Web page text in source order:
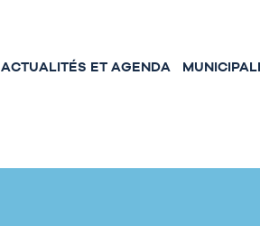
ACTUALITÉS ET AGENDA